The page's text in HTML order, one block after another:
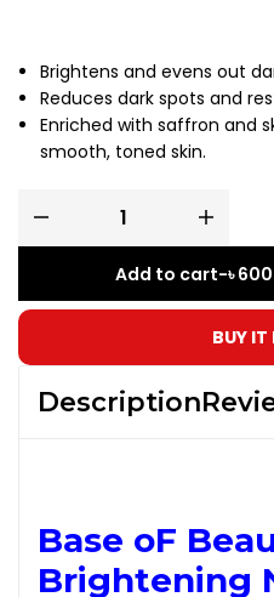
Brightens and evens out
Reduces dark spots and
Enriched with saffron and
smooth, toned skin.
Add to cart-৳
BUY
Description
Base oF
Brightening